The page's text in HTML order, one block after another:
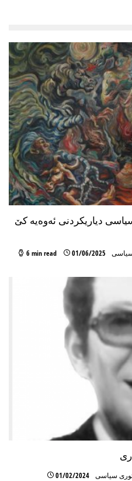
دیاریكردنی ئه‌وه‌یه‌ كێ
سیاسی 01/06/2025
6 min read
سیاسی 01/02/2024